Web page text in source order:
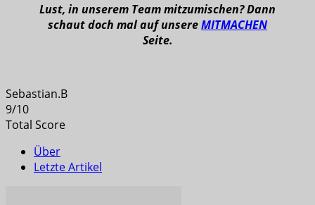
Lust, in unserem Team mitzumischen? Dann
schaut doch mal auf unsereMITMACHEN
Seite.
Sebastian.B
9/10
Total Score
Über
Letzte Artikel